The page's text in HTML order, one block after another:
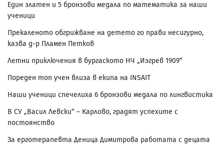
Един златен и 5 бронзови медала по математика за наши
ученици
Прекаленото обгрижване на детето го прави несигурно,
казва д-р Пламен Петков
Летни приключения в бургаското НЧ „Изгрев 1909“
Пореден топ учен влиза в екипа на INSAIT
Наши ученици спечелиха 6 бронзови медала по лингвистика
В СУ „Васил Левски“ – Карлово, градят успехите с
постоянство
За ерготерапевта Деница Димитрова работата с децата